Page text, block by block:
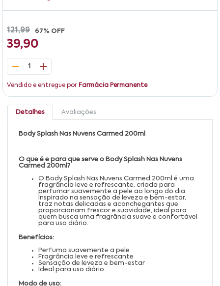
121,99 67% OFF
39,90
1
Vendido e entregue por Farmácia Permanente
Detalhes Avaliações
Body Splash Nas Nuvens Carmed 200ml
O que é e para que serve o Body Splash Nas Nuvens
Carmed 200ml?
O Body Splash Nas Nuvens Carmed 200ml é uma
fragrância leve e refrescante, criada para
perfumar suavemente a pele ao longo do dia.
Inspirado na sensação de leveza e bem-estar,
traz notas delicadas e aconchegantes que
proporcionam frescor e suavidade, ideal para
quem busca uma fragrância suave e confortável
para uso diário.
Benefícios:
Perfuma suavemente a pele
Fragrância leve e refrescante
Sensação de leveza e bem-estar
Ideal para uso diário
Modo de uso: